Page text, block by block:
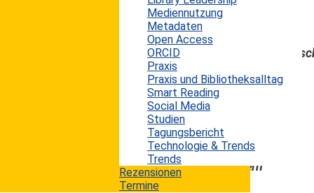
Mediennutzung
Metadaten
Open Access
ORCID
Praxis
Praxis und Bibliotheksalltag
Smart Reading
Social Media
Studien
Tagungsbericht
Technologie & Trends
Trends
Rezensionen
Termine
und Co.nicht mehr als drei Worte lizenzfrei
https://www.heise.de/newsticker/meldung/
Verleger-wollen-maximal-drei-Woerter-
lizenzfrei-zulassen-4658451.html). Was will ein
User mit einer aus drei Worten bestehenden
Überschrift anfangen? Nichts, denn der Kontext
ist meist zu gering, um irgendetwas daraus
ablesen zu können. Die Forderung zielt im Kern
darauf ab, jegliche Informationen von